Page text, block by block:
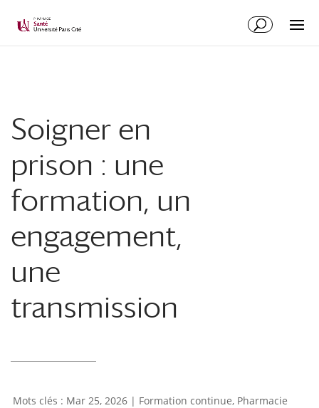
Soigner en
prison : une
formation, un
engagement,
une
transmission
Mar 25, 2026 | Formation continue, Pharmacie